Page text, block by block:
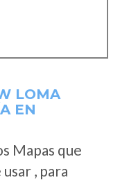
LOMA
EN
Mapas que
, para